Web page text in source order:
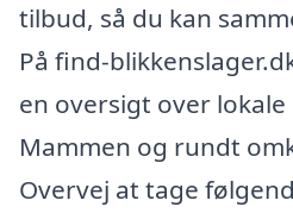
tilbud, så du kan
På find-
en oversigt over
Mammen og rundt
Overvej at tage